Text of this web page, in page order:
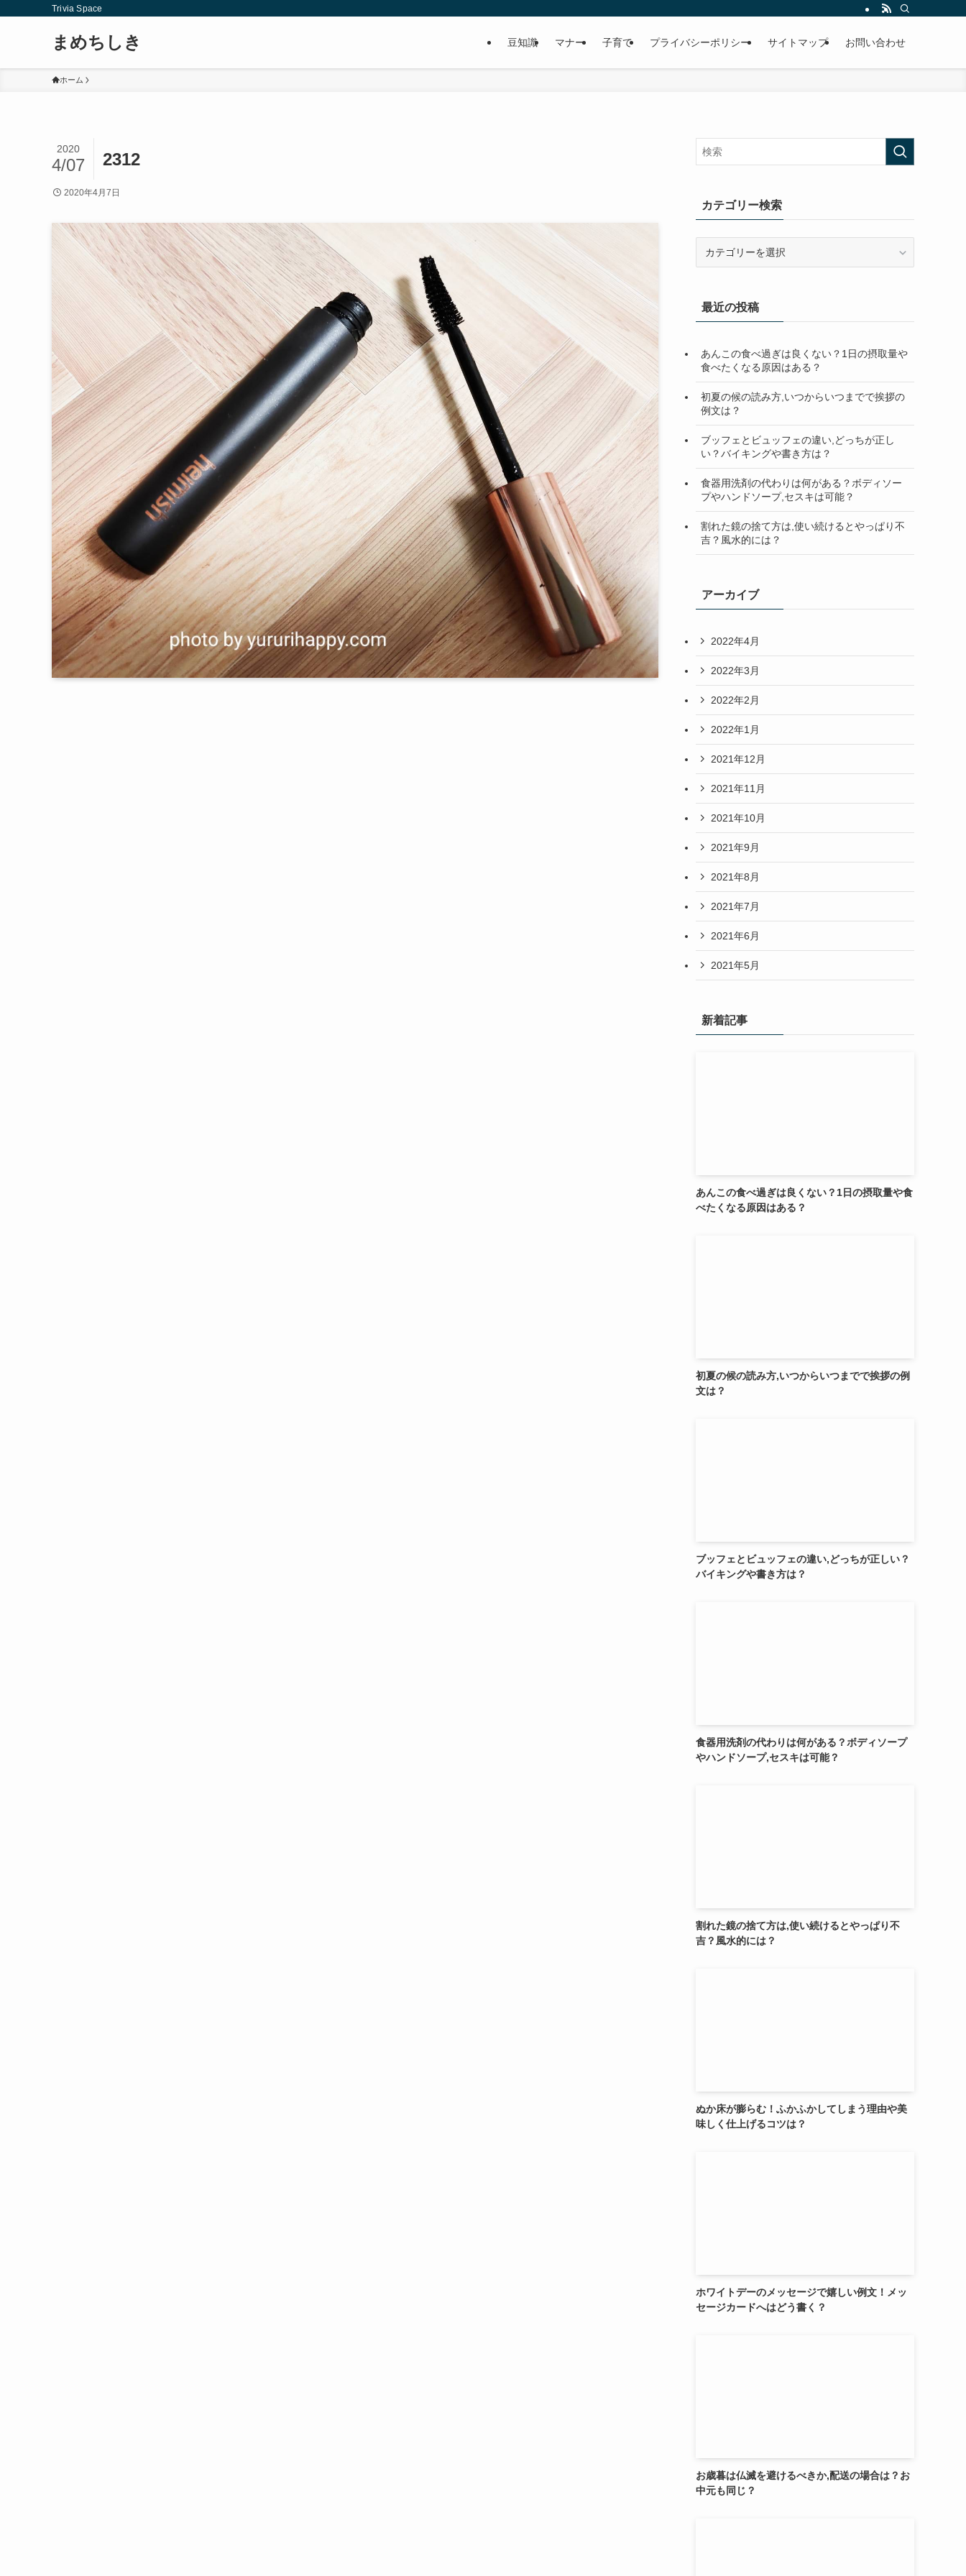
Trivia Space
まめちしき 豆知識 マナー 子育て プライバシーポリシー サイトマップ お問い合わせ
ホーム
2312
2020
4/07
2020年4月7日
カテゴリー検索
ー
検
最近の投稿
あんこの食べ過ぎは良くない？1日の摂取量や
食べたくなる原因はある？
初夏の候の読み方,いつからいつまでで挨拶の
例文は？
ブッフェとビュッフェの違い,どっちが正し
い？バイキングや書き方は？
食器用洗剤の代わりは何がある？ボディソー
プやハンドソープ,セスキは可能？
割れた鏡の捨て方は,使い続けるとやっぱり不
吉？風水的には？
アーカイブ
2022年4月
2022年3月
2022年2月
2022年1月
2021年12月
2021年11月
2021年10月
2021年9月
2021年8月
2021年7月
2021年6月
2021年5月
新着記事
あんこの食べ過ぎは良くない？1日の摂取量や食
べたくなる原因はある？
初夏の候の読み方,いつからいつまでで挨拶の例
文は？
ブッフェとビュッフェの違い,どっちが正しい？
バイキングや書き方は？
食器用洗剤の代わりは何がある？ボディソープ
やハンドソープ,セスキは可能？
割れた鏡の捨て方は,使い続けるとやっぱり不
吉？風水的には？
ぬか床が膨らむ！ふかふかしてしまう理由や美
味しく仕上げるコツは？
ホワイトデーのメッセージで嬉しい例文！メッ
セージカードへはどう書く？
お歳暮は仏滅を避けるべきか,配送の場合は？お
中元も同じ？